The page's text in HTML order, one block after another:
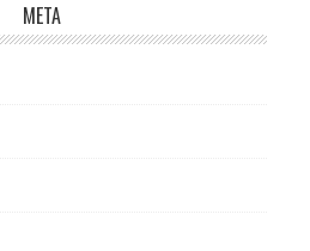
META